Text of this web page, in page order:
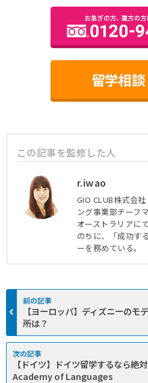
この記事を監修した人
r.iwao
GIO CLUB株式会
ング事業部チーフ
オーストラリアに
のちに、「成功す
ーを務めている。
【ヨーロッパ】ディズニーのモ
所は？
【ドイツ】ドイツ留学するなら絶
Academy of Languages